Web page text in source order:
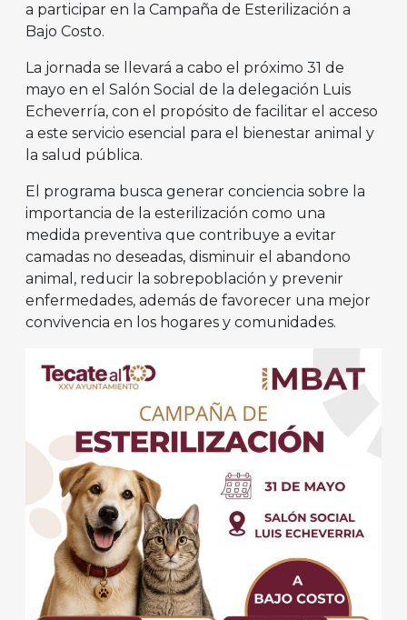
a participar en la Campaña de Esterilización a
Bajo Costo.
La jornada se llevará a cabo el próximo 31 de
mayo en el Salón Social de la delegación Luis
Echeverría, con el propósito de facilitar el acceso
a este servicio esencial para el bienestar animal y
la salud pública.
El programa busca generar conciencia sobre la
importancia de la esterilización como una
medida preventiva que contribuye a evitar
camadas no deseadas, disminuir el abandono
animal, reducir la sobrepoblación y prevenir
enfermedades, además de favorecer una mejor
convivencia en los hogares y comunidades.